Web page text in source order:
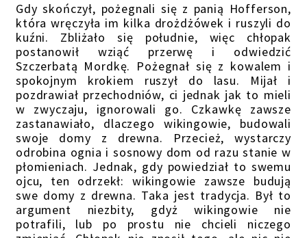
Gdy skończył, pożegnali się z panią Hofferson,
która wręczyła im kilka drożdżówek i ruszyli do
kuźni. Zbliżało się południe, więc chłopak
postanowił wziąć przerwę i odwiedzić
Szczerbatą Mordkę. Pożegnał się z kowalem i
spokojnym krokiem ruszył do lasu. Mijał i
pozdrawiał przechodniów, ci jednak jak to mieli
w zwyczaju, ignorowali go. Czkawkę zawsze
zastanawiało, dlaczego wikingowie, budowali
swoje domy z drewna. Przecież, wystarczy
odrobina ognia i sosnowy dom od razu stanie w
płomieniach. Jednak, gdy powiedział to swemu
ojcu, ten odrzekł: wikingowie zawsze budują
swe domy z drewna. Taka jest tradycja. Był to
argument niezbity, gdyż wikingowie nie
potrafili, lub po prostu nie chcieli niczego